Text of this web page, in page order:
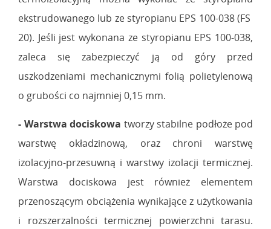
ekstrudowanego lub ze styropianu EPS 100-038 (FS
20). Jeśli jest wykonana ze styropianu EPS 100-038,
zaleca się zabezpieczyć ją od góry przed
uszkodzeniami mechanicznymi folią polietylenową
o grubości co najmniej 0,15 mm.
- Warstwa dociskowa tworzy stabilne podłoże pod
warstwę okładzinową, oraz chroni warstwę
izolacyjno-przesuwną i warstwy izolacji termicznej.
Warstwa dociskowa jest również elementem
przenoszącym obciążenia wynikające z użytkowania
i rozszerzalności termicznej powierzchni tarasu.